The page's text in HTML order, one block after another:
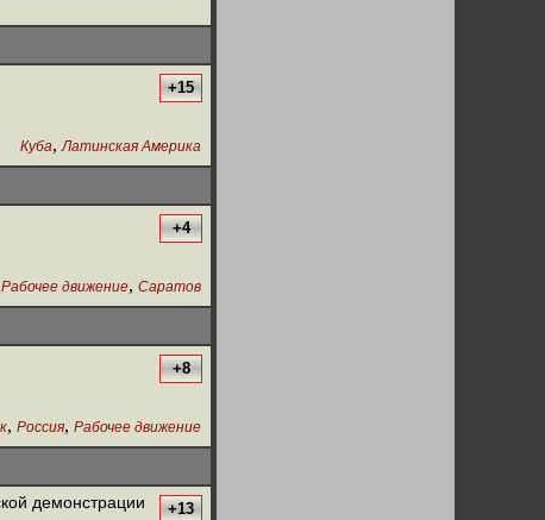
+15
Куба, Латинская Америка
+4
Рабочее движение, Саратов
+8
, Россия, Рабочее движение
демонстрации +13